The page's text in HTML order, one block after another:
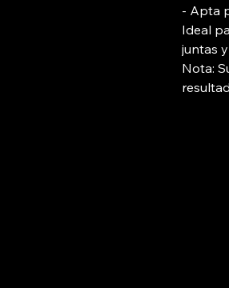
- Apta
Ideal
juntas
Nota: